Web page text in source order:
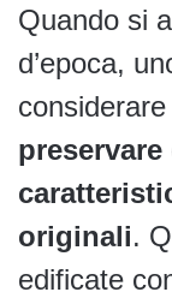
Quando si
d’epoca,
originali.
edificate